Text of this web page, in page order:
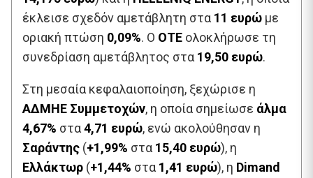
έκλεισε σχεδόν αμετάβλητη στα 11 ευρώ με
οριακή πτώση 0,09%. Ο ΟΤΕ ολοκλήρωσε τη
συνεδρίαση αμετάβλητος στα 19,50 ευρώ.
Στη μεσαία κεφαλαιοποίηση, ξεχώρισε η
ΑΔΜΗΕ Συμμετοχών, η οποία σημείωσε άλμα
4,67% στα4,71 ευρώ, ενώ ακολούθησαν η
Σαράντης (+1,99% στα 15,40 ευρώ), η
Ελλάκτωρ (+1,44% στα 1,41 ευρώ), η Dimand